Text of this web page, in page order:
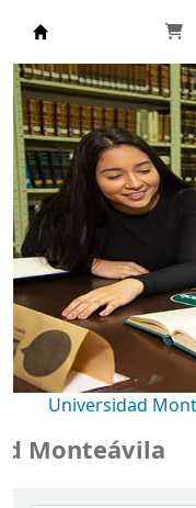
Biblioteca
Universidad